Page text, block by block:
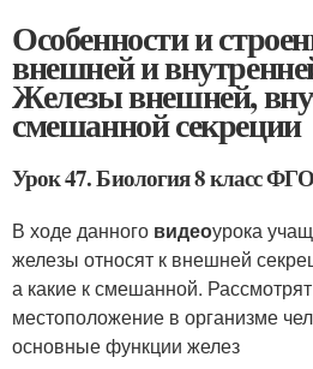
Особенности и
внешней и
Железы внешней,
смешанной секреции
Урок 47. Биология 8 класс
В ходе данного видеоурока
железы относят к внешней
а какие к смешанной.
местоположение в организме
основные функции желез